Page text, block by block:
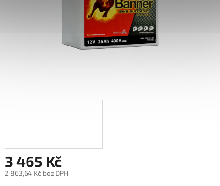
3 465 Kč
2 863,64 Kč bez DPH